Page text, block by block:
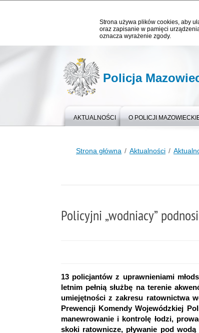
Strona używa plików cookies, aby
oraz zapisanie w pamięci
oznacza wyrażenie zgody.
Policja
AKTUALNOŚCI O POLICJI
Strona główna Aktualności
Policyjni „wodniacy”
13 policjantów z uprawnieniami
letnim pełnią służbę na terenie
umiejętności z zakresu ratownictwa
Prewencji Komendy Wojewódzkiej
manewrowanie i kontrolę łodzi,
skoki ratownicze, pływanie pod